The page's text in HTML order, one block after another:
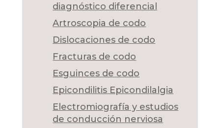
diagnóstico diferencial
Artroscopia de codo
Dislocaciones de codo
Fracturas de codo
Esguinces de codo
Epicondilitis Epicondilalgia
Electromiografía y estudios
de conducción nerviosa